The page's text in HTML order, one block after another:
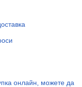
онлайн, можете да